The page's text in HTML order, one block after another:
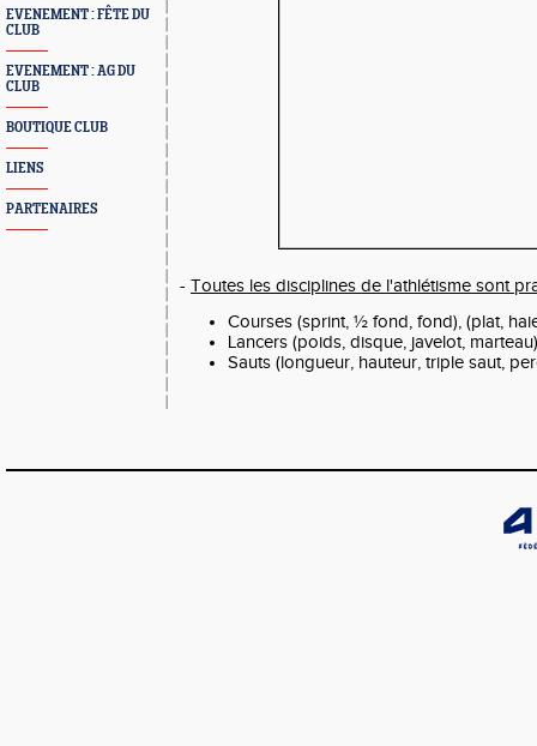
EVENEMENT : FÊTE DU
CLUB
EVENEMENT : AG DU
CLUB
BOUTIQUE CLUB
LIENS
PARTENAIRES
- Toutes les disciplines de l'athlétisme sont
Courses (sprint, ½ fond, fond), (plat,
Lancers (poids, disque, javelot, marteau)
Sauts (longueur, hauteur, triple saut,